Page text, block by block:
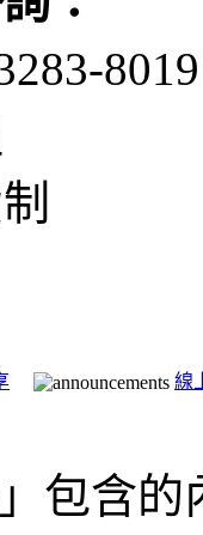
8019
線
包含